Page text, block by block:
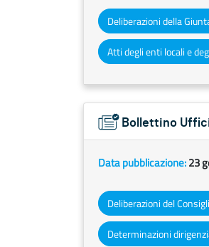
Deliberazioni della
Bollettino
Data pubblicazione:23
Deliberazioni del